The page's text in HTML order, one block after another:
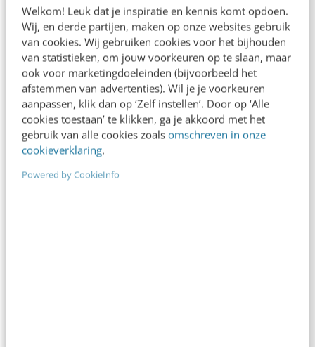
Welkom! Leuk dat je inspiratie en kennis komt opdoen.
Wij, en derde partijen, maken op onze websites gebruik
van cookies. Wij gebruiken cookies voor het bijhouden
van statistieken, om jouw voorkeuren op te slaan, maar
ook voor marketingdoeleinden (bijvoorbeeld het
afstemmen van advertenties). Wil je je voorkeuren
aanpassen, klik dan op ‘Zelf instellen’. Door op ‘Alle
cookies toestaan’ te klikken, ga je akkoord met het
gebruik van alle cookies zoals omschreven in onze
cookieverklaring.
Powered by CookieInfo
MARKETING
Retail: stel niet het kanaal, maar het